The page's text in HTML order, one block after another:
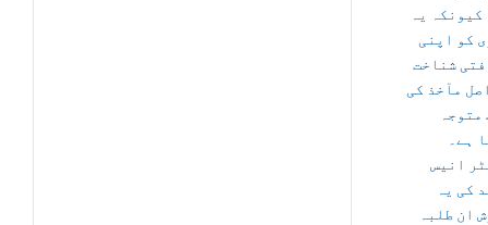
کیونکہ یہ
کو اپنی
شناخت
مآخذ کی
متوجہ
ہے۔
انیس
کی یہ
ان طلبہ